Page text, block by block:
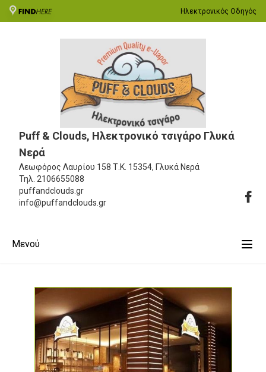
Ηλεκτρονικός Οδηγός
Puff & Clouds, Ηλεκτρονικό τσιγάρο Γλυκά
Νερά
Λεωφόρος Λαυρίου 158 Τ.Κ. 15354, Γλυκά Νερά
Τηλ. 2106655088
puffandclouds.gr
info@puffandclouds.gr
Μενού